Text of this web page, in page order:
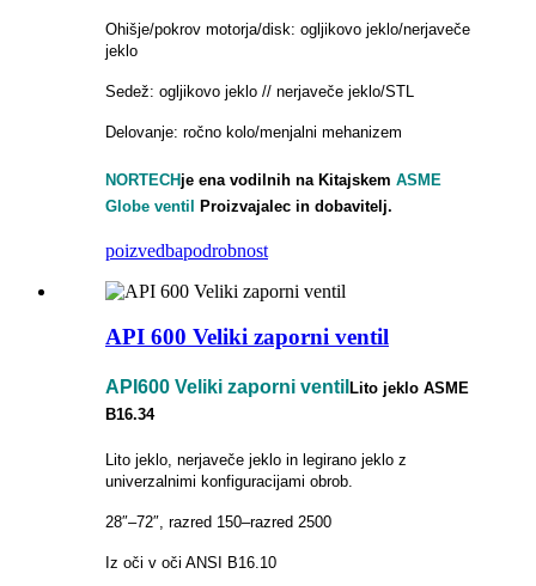
Ohišje/pokrov motorja/disk: ogljikovo jeklo/nerjaveče
jeklo
Sedež: ogljikovo jeklo // nerjaveče jeklo/STL
Delovanje: ročno kolo/menjalni mehanizem
NORTECH je ena vodilnih na Kitajskem ASME
Globe ventil
Proizvajalec in dobavitelj.
poizvedbapodrobnost
API 600 Veliki zaporni ventil
API600 Veliki zaporni ventil Lito jeklo ASME
B16.34
Lito jeklo, nerjaveče jeklo in legirano jeklo z
univerzalnimi konfiguracijami obrob.
28″–72″, razred 150–razred 2500
Iz oči v oči ANSI B16.10